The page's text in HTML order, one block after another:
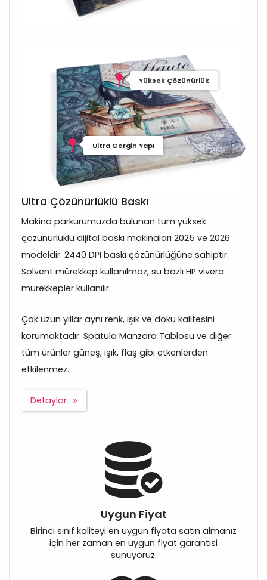
Yüksek Çözünürlük
Ultra Gergin Yapı
Ultra Çözünürlüklü Baskı
Makina parkurumuzda bulunan tüm yüksek
çözünürlüklü dijital baskı makinaları 2025 ve 2026
modeldir. 2440 DPI baskı çözünürlüğüne sahiptir.
Solvent mürekkep kullanılmaz, su bazlı HP vivera
mürekkepler kullanılır.
Çok uzun yıllar aynı renk, ışık ve doku kalitesini
korumaktadır. Spatula Manzara Tablosu ve diğer
tüm ürünler güneş, ışık, flaş gibi etkenlerden
etkilenmez.
Detaylar
Uygun Fiyat
Birinci sınıf kaliteyi en uygun fiyata satın almanız
için her zaman en uygun fiyat garantisi
sunuyoruz.